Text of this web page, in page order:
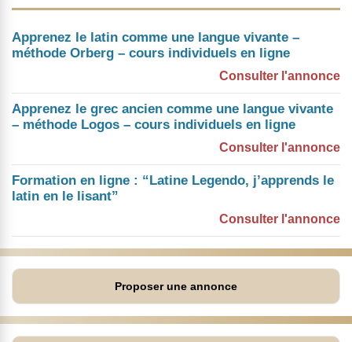
Apprenez le latin comme une langue vivante –
méthode Orberg – cours individuels en ligne
Consulter l'annonce
Apprenez le grec ancien comme une langue vivante
– méthode Logos – cours individuels en ligne
Consulter l'annonce
Formation en ligne : “Latine Legendo, j’apprends le
latin en le lisant”
Consulter l'annonce
Proposer une annonce